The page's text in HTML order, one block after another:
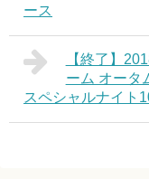
ース
【終了】
ーム オータ
スペシャルナイト